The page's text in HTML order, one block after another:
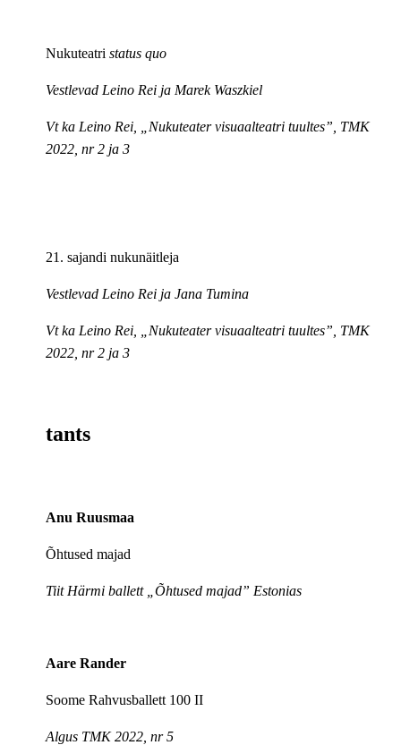
Nukuteatri status quo
Vestlevad Leino Rei ja Marek Waszkiel
Vt ka Leino Rei, „Nukuteater visuaalteatri tuultes”, TMK
2022, nr 2 ja 3
21. sajandi nukunäitleja
Vestlevad Leino Rei ja Jana Tumina
Vt ka Leino Rei, „Nukuteater visuaalteatri tuultes”, TMK
2022, nr 2 ja 3
tants
Anu Ruusmaa
Õhtused majad
Tiit Härmi ballett „Õhtused majad” Estonias
Aare Rander
Soome Rahvusballett 100 II
Algus TMK 2022, nr 5